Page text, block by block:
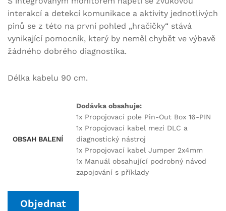
interakcí a detekcí komunikace a aktivity jednotlivých
pinů se z této na první pohled „hračičky“ stává
vynikající pomocník, který by neměl chybět ve výbavě
žádného dobrého diagnostika.
Délka kabelu 90 cm.
OBSAH BALENÍ
Dodávka obsahuje:
1x Propojovací pole Pin-Out Box 16-PIN
1x Propojovací kabel mezi DLC a
diagnostický nástroj
1x Propojovací kabel Jumper 2x4mm
1x Manuál obsahující podrobný návod
zapojování s příklady
Objednat